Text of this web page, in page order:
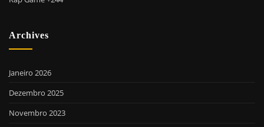
Archives
Janeiro 2026
Dezembro 2025
Novembro 2023